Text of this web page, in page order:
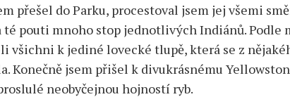
přešel do Parku, procestoval jsem jej všemi
té pouti mnoho stop jednotlivých Indiánů. Podle
všichni k jediné lovecké tlupě, která se z
Konečně jsem přišel k divukrásnému
neobyčejnou hojností ryb.